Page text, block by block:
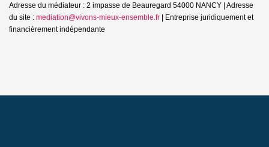
Adresse du médiateur : 2 impasse de Beauregard 54000 NANCY | Adresse
du site : mediation@vivons-mieux-ensemble.fr | Entreprise juridiquement et
financièrement indépendante